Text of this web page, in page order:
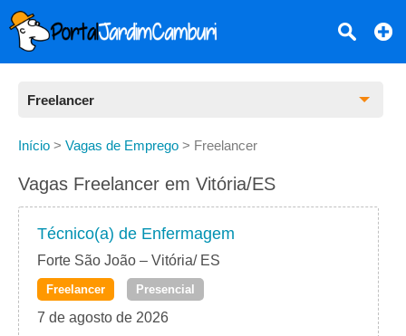
Freelancer
Todas as Vagas
CLT
Freelancer
PJ
Início > Vagas de Emprego > Freelancer
Vagas Freelancer em Vitória/ES
Técnico(a) de Enfermagem
Forte São João – Vitória/ ES
Freelancer Presencial
7 de agosto de 2026